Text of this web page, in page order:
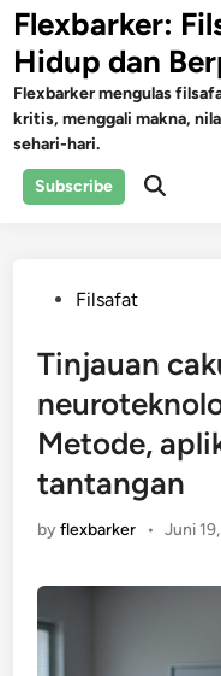
Skip
to
content
Flexbarker:
Hidup dan
Flexbarker mengulas
kritis, menggali makna,
sehari-hari.
Subscribe
Open
PostedFilsafat
Tinjauan
Metode,
tantangan
byflexbarker • Juni